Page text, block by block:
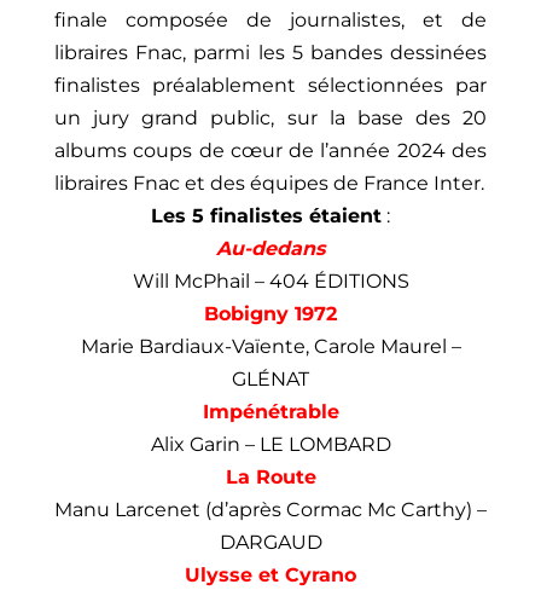
finale composée de journalistes, et de
libraires Fnac, parmi les 5 bandes dessinées
finalistes préalablement sélectionnées par
un jury grand public, sur la base des 20
albums coups de cœur de l’année 2024 des
libraires Fnac et des équipes de France Inter.
Les 5 finalistes étaient :
Au-dedans
Will McPhail – 404 ÉDITIONS
Bobigny 1972
Marie Bardiaux-Vaïente, Carole Maurel –
GLÉNAT
Impénétrable
Alix Garin – LE LOMBARD
La Route
Manu Larcenet (d’après Cormac Mc Carthy) –
DARGAUD
Ulysse et Cyrano